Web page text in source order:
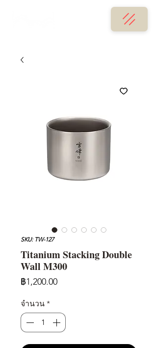
SKU: TW-127
Titanium Stacking Double
Wall M300
฿1,200.00ราคา
จำนวน *